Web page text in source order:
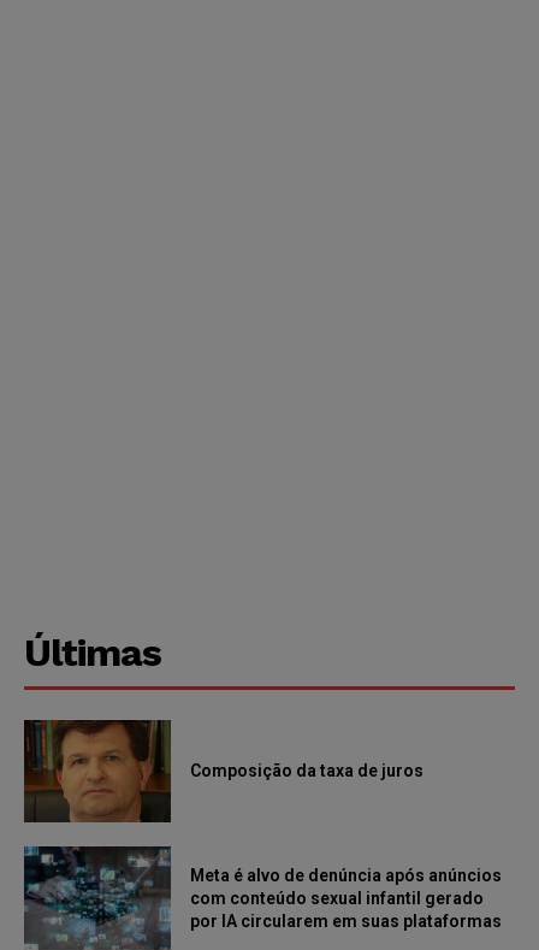
Últimas
Composição da taxa de juros
Meta é alvo de denúncia após anúncios
com conteúdo sexual infantil gerado
por IA circularem em suas plataformas